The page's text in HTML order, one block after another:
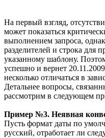
На первый взгляд,
может показаться
выполнением запроса,
разделителей и строка для
указанному шаблону.
успешно и вернет
несколько отличаться в
Детальнее вопросы,
рассмотрим в следующем
Пример №3. Неявная
Пусть формат даты по
русский, отработает ли